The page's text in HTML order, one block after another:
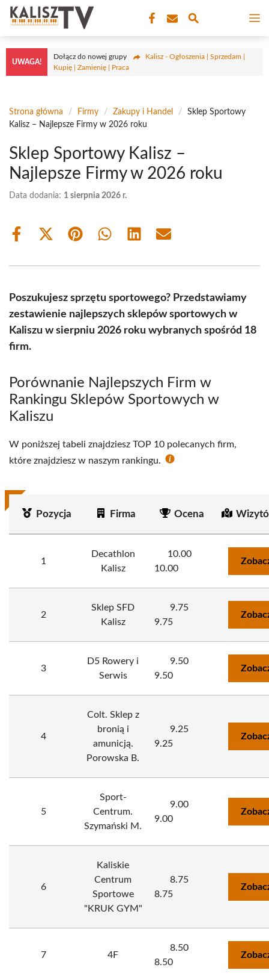
Przejdź
treści
UWAGA!
Dołącz do nowej grupy
Kalisz - Ogłoszenia | Sprzedam |
Kupię | Zamienię | Praca
Strona główna / Firmy / Zakupy i Handel /
Sklep Sportowy
Kalisz – Najlepsze Firmy w 2026 roku
Sklep Sportowy Kalisz –
Najlepsze Firmy w 2026 roku
Data dodania: 1 sierpnia 2026 r.
Share
Share
(Twitter)
Share Share Share Share
Poszukujesz sprzętu sportowego? Przedstawiamy
zestawienie najlepszych sklepów sportowych w
Kaliszu w sierpniu 2026 roku wybranych spośród 18
firm.
Porównanie Najlepszych Firm w
Rankingu Sklepów Sportowych w
Kaliszu
W poniższej tabeli znajdziesz TOP 10 polecanych firm,
które znajdziesz w naszym rankingu.
Pozycja Firma Ocena
1
Decathlon
Kalisz
10.00
10.00
2
Sklep SFD
Kalisz
9.75
9.75
3
D5 Rowery i
Serwis
9.50
9.50
4
Colt. Sklep z
bronią i
amunicją.
Porowska B.
9.25
9.25
5
Sport-
Centrum.
Szymański M.
9.00
9.00
6
Kaliskie
Centrum
Sportowe
"KRUK GYM"
8.75
8.75
7 4F
8.50
8.50